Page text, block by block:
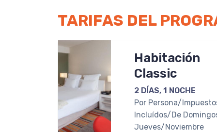
TARIFAS DEL
Habitación
Classic
2 DÍAS, 1 NOCHE
Por Persona/
Incluídos/De
Jueves/Noviembre